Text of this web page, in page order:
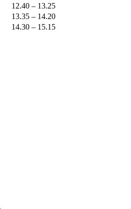
12.40 – 13.25
13.35 – 14.20
14.30 – 15.15